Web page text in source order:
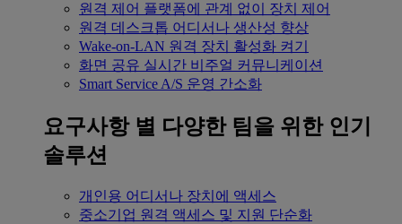
원격 제어 플랫폼에 관계 없이 장치 제어
원격 데스크톱 어디서나 생산성 향상
Wake-on-LAN 원격 장치 활성화 켜기
화면 공유 실시간 비주얼 커뮤니케이션
Smart Service A/S 운영 간소화
요구사항 별 다양한 팀을 위한 인기
솔루션
개인용 어디서나 장치에 액세스
중소기업 원격 액세스 및 지원 단순화